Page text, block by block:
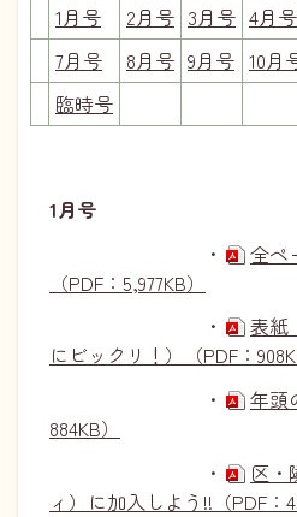
1月号 2月号 3月号 4月号
7月号
8月号 9月号 10月
臨時号
1月号
・
全ペ
（PDF：5,977KB）
・
表紙
にビックリ！）（PDF：
・
年頭
884KB）
・
区・
ィ）に加入しよう!!（PDF：